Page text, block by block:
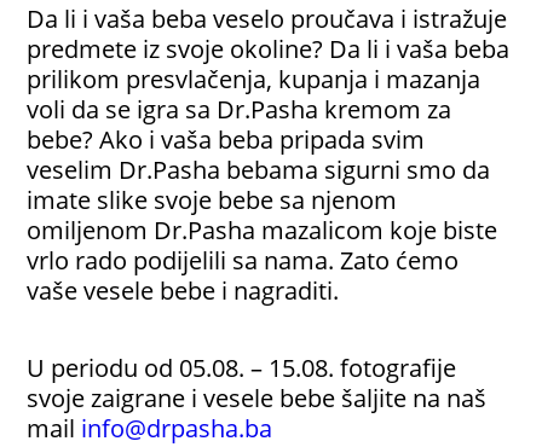
Da li i vaša beba veselo proučava i istražuje
predmete iz svoje okoline? Da li i vaša beba
prilikom presvlačenja, kupanja i mazanja
voli da se igra sa Dr.Pasha kremom za
bebe? Ako i vaša beba pripada svim
veselim Dr.Pasha bebama sigurni smo da
imate slike svoje bebe sa njenom
omiljenom Dr.Pasha mazalicom koje biste
vrlo rado podijelili sa nama. Zato ćemo
vaše vesele bebe i nagraditi.
U periodu od 05.08. – 15.08. fotografije
svoje zaigrane i vesele bebe šaljite na naš
mail info@drpasha.ba